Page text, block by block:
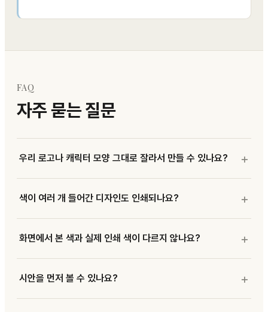
FAQ
자주 묻는 질문
우리 로고나 캐릭터 모양 그대로 잘라서 만들 수 있나요?
색이 여러 개 들어간 디자인도 인쇄되나요?
화면에서 본 색과 실제 인쇄 색이 다르지 않나요?
시안을 먼저 볼 수 있나요?